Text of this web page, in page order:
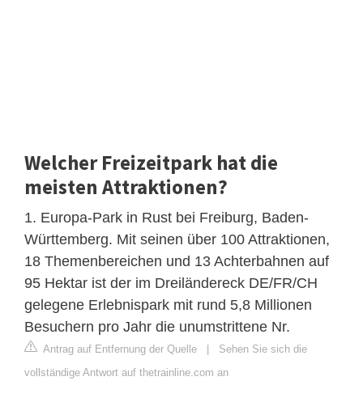
Welcher Freizeitpark hat die
meisten Attraktionen?
1. Europa-Park in Rust bei Freiburg, Baden-
Württemberg. Mit seinen über 100 Attraktionen,
18 Themenbereichen und 13 Achterbahnen auf
95 Hektar ist der im Dreiländereck DE/FR/CH
gelegene Erlebnispark mit rund 5,8 Millionen
Besuchern pro Jahr die unumstrittene Nr.
Antrag auf Entfernung der Quelle | Sehen Sie sich die
vollständige Antwort auf thetrainline.com an